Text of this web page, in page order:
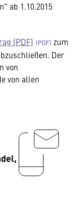
ab 1.10.2015
(PDF)
zum
Der
von
von allen